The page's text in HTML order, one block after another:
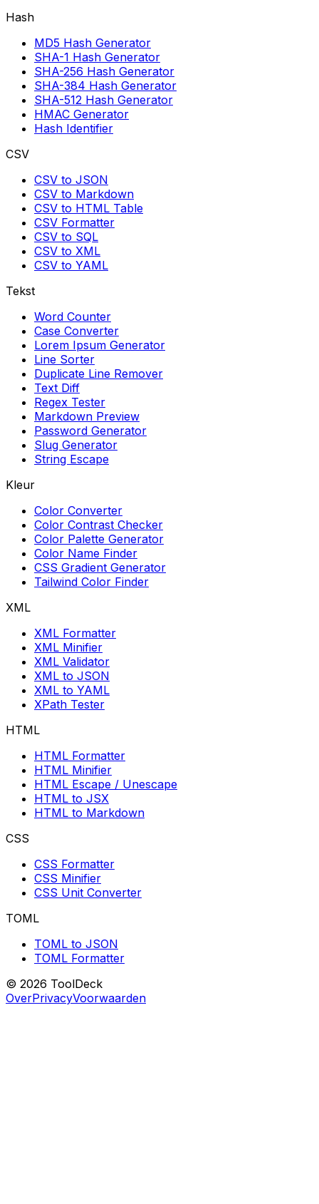
Hash
MD5 Hash Generator
SHA-1 Hash Generator
SHA-256 Hash Generator
SHA-384 Hash Generator
SHA-512 Hash Generator
HMAC Generator
Hash Identifier
CSV
CSV to JSON
CSV to Markdown
CSV to HTML Table
CSV Formatter
CSV to SQL
CSV to XML
CSV to YAML
Tekst
Word Counter
Case Converter
Lorem Ipsum Generator
Line Sorter
Duplicate Line Remover
Text Diff
Regex Tester
Markdown Preview
Password Generator
Slug Generator
String Escape
Kleur
Color Converter
Color Contrast Checker
Color Palette Generator
Color Name Finder
CSS Gradient Generator
Tailwind Color Finder
XML
XML Formatter
XML Minifier
XML Validator
XML to JSON
XML to YAML
XPath Tester
HTML
HTML Formatter
HTML Minifier
HTML Escape / Unescape
HTML to JSX
HTML to Markdown
CSS
CSS Formatter
CSS Minifier
CSS Unit Converter
TOML
TOML to JSON
TOML Formatter
© 2026 ToolDeck
OverPrivacyVoorwaarden